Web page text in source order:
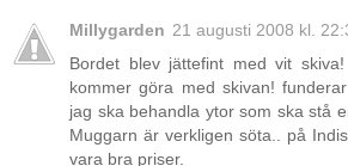
Millygarden 21 augusti 2008 kl.
Bordet blev jättefint med vit
kommer göra med skivan!
jag ska behandla ytor som ska stå
Muggarn är verkligen söta.. på
vara bra priser.